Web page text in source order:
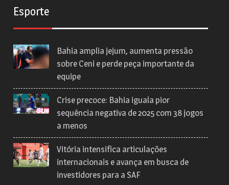
Esporte
Bahia amplia jejum, aumenta pressão
sobre Ceni e perde peça importante da
equipe
Crise precoce: Bahia iguala pior
sequência negativa de 2025 com 38 jogos
a menos
Vitória intensifica articulações
internacionais e avança em busca de
investidores para a SAF